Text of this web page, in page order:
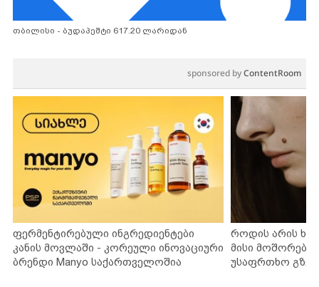
თბილისი - ბუდაპეშტი 617.20 ლარიდან
sponsored byContentRoom
ფერმენტირებული ინგრედიენტები
კანის მოვლაში - კორეული ინოვაციური
ბრენდი Manyo საქართველოშია
როდის არის
მისი
უსაფრთხო